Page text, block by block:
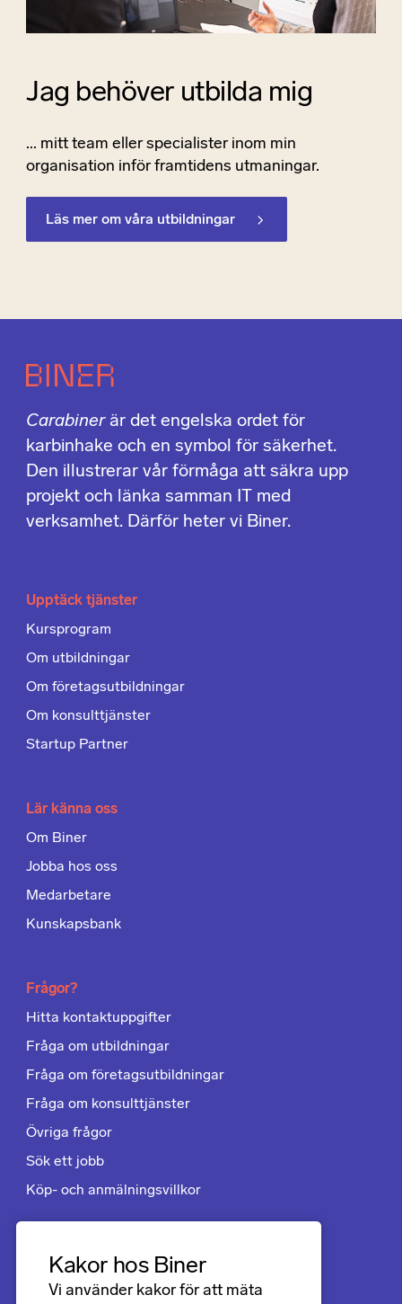
Kakor hos Biner
Vi använder kakor för att mäta
Jag behöver utbilda mig
... mitt team eller specialister inom min
organisation inför framtidens utmaningar.
Läs mer om våra utbildningar
Carabinerär det engelska ordet för
karbinhake och en symbol för säkerhet.
Den illustrerar vår förmåga att säkra upp
projekt och länka samman IT med
verksamhet. Därför heter vi Biner.
Upptäck tjänster
Kursprogram
Om utbildningar
Om företagsutbildningar
Om konsulttjänster
Startup Partner
Lär känna oss
Om Biner
Jobba hos oss
Medarbetare
Kunskapsbank
Frågor?
Hitta kontaktuppgifter
Fråga om utbildningar
Fråga om företagsutbildningar
Fråga om konsulttjänster
Övriga frågor
Sök ett jobb
Köp- och anmälningsvillkor
Följ oss
LinkedIn